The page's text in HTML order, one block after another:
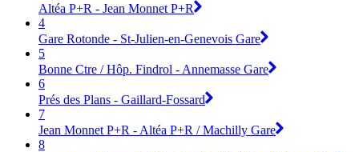
Altéa P+R - Jean Monnet P+R
4
Gare Rotonde - St-Julien-en-Genevois Gare
5
Bonne Ctre / Hôp. Findrol - Annemasse Gare
6
Prés des Plans - Gaillard-Fossard
7
Jean Monnet P+R - Altéa P+R / Machilly Gare
8